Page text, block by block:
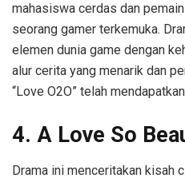
mahasiswa cerdas dan
seorang gamer terkemuka.
elemen dunia game dengan
alur cerita yang menarik dan
“Love O2O” telah
4. A Love So
Drama ini menceritakan kisah